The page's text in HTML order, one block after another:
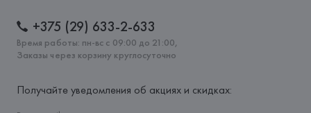
+375 (29) 633-2-633
Время работы: пн-вс с 09:00 до 21:00,
Заказы через корзину круглосуточно
Получайте уведомления об акциях и скидках: